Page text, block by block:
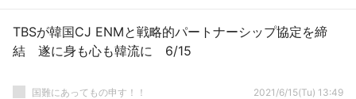
TBSが韓国CJ ENMと戦略的パートナーシップ協定を締
結 遂に身も心も韓流に 6/15
国難にあってもの申す！！ 2021/6/15(Tu) 13:49